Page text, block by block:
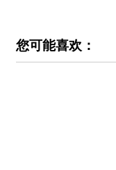
您可能喜欢：